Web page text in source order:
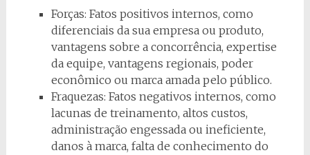
Forças: Fatos positivos internos, como
diferenciais da sua empresa ou produto,
vantagens sobre a concorrência, expertise
da equipe, vantagens regionais, poder
econômico ou marca amada pelo público.
Fraquezas: Fatos negativos internos, como
lacunas de treinamento, altos custos,
administração engessada ou ineficiente,
danos à marca, falta de conhecimento do